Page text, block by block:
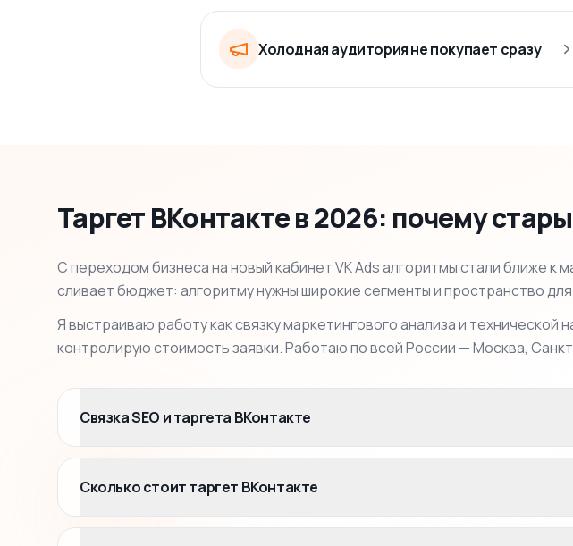
Холодная аудитория не покупает сразу
Таргет ВКонтакте в 2026: почему
С переходом бизнеса на новый кабинет VK Ads алгоритмы стали ближе
сливает бюджет: алгоритму нужны широкие сегменты и пространство
Я выстраиваю работу как связку маркетингового анализа и
контролирую стоимость заявки. Работаю по всей России — Москва,
Связка SEO и таргета ВКонтакте
Сколько стоит таргет ВКонтакте